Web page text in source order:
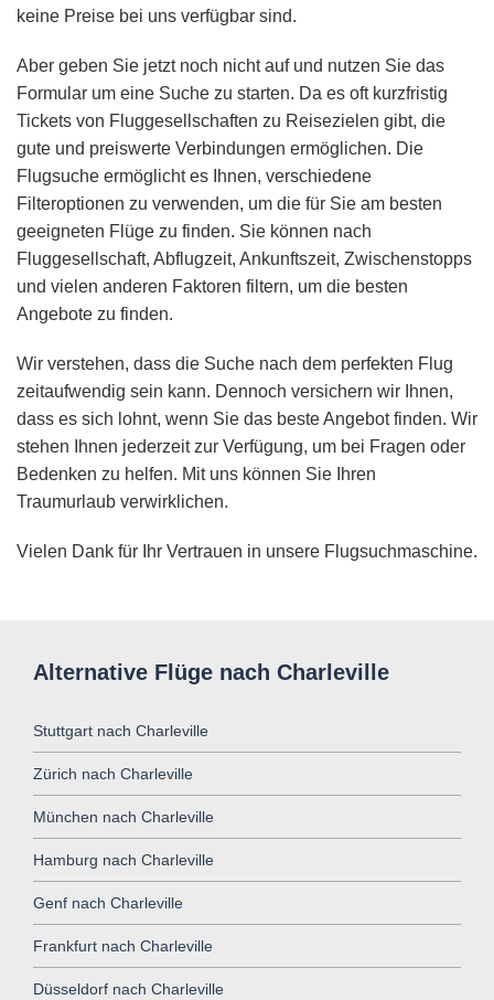
keine Preise bei uns verfügbar sind.
Aber geben Sie jetzt noch nicht auf und nutzen Sie das
Formular um eine Suche zu starten. Da es oft kurzfristig
Tickets von Fluggesellschaften zu Reisezielen gibt, die
gute und preiswerte Verbindungen ermöglichen. Die
Flugsuche ermöglicht es Ihnen, verschiedene
Filteroptionen zu verwenden, um die für Sie am besten
geeigneten Flüge zu finden. Sie können nach
Fluggesellschaft, Abflugzeit, Ankunftszeit, Zwischenstopps
und vielen anderen Faktoren filtern, um die besten
Angebote zu finden.
Wir verstehen, dass die Suche nach dem perfekten Flug
zeitaufwendig sein kann. Dennoch versichern wir Ihnen,
dass es sich lohnt, wenn Sie das beste Angebot finden. Wir
stehen Ihnen jederzeit zur Verfügung, um bei Fragen oder
Bedenken zu helfen. Mit uns können Sie Ihren
Traumurlaub verwirklichen.
Vielen Dank für Ihr Vertrauen in unsere Flugsuchmaschine.
Alternative Flüge nach Charleville
Stuttgart nach Charleville
Zürich nach Charleville
München nach Charleville
Hamburg nach Charleville
Genf nach Charleville
Frankfurt nach Charleville
Düsseldorf nach Charleville